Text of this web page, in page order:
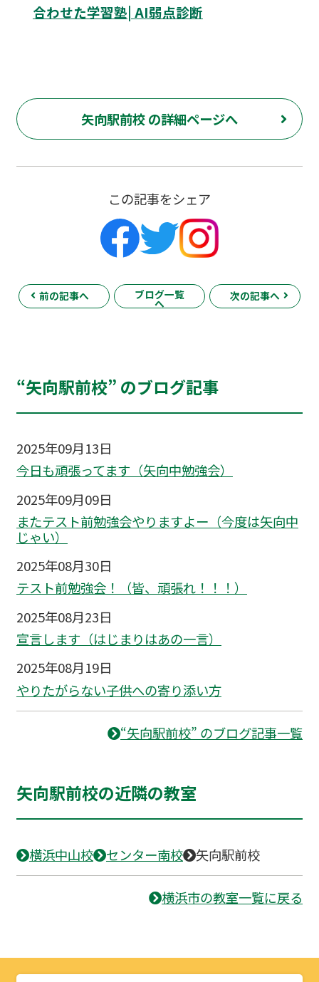
合わせた学習塾| AI弱点診断
矢向駅前校 の詳細ページへ
この記事をシェア
前の記事へ ブログ一覧
へ
次の記事へ
“矢向駅前校” のブログ記事
2025年09月13日
今日も頑張ってます（矢向中勉強会）
2025年09月09日
またテスト前勉強会やりますよー（今度は矢向中
じゃい）
2025年08月30日
テスト前勉強会！（皆、頑張れ！！！）
2025年08月23日
宣言します（はじまりはあの一言）
2025年08月19日
やりたがらない子供への寄り添い方
“矢向駅前校” のブログ記事一覧
矢向駅前校の近隣の教室
横浜中山校 センター南校 矢向駅前校
横浜市の教室一覧に戻る